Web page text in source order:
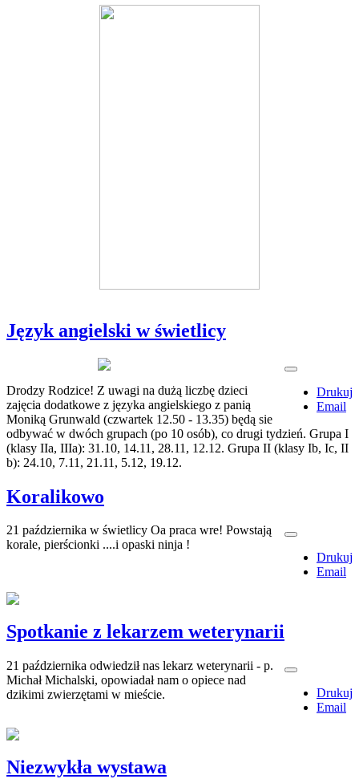
Język angielski w świetlicy
Drukuj
Email
Drodzy Rodzice! Z uwagi na dużą liczbę dzieci
zajęcia dodatkowe z języka angielskiego z panią
Moniką Grunwald (czwartek 12.50 - 13.35) będą sie
odbywać w dwóch grupach (po 10 osób), co drugi tydzień. Grupa I
(klasy IIa, IIIa): 31.10, 14.11, 28.11, 12.12. Grupa II (klasy Ib, Ic, II
b): 24.10, 7.11, 21.11, 5.12, 19.12.
Koralikowo
Drukuj
Email
21 października w świetlicy Oa praca wre! Powstają
korale, pierścionki ....i opaski ninja !
Spotkanie z lekarzem weterynarii
Drukuj
Email
21 października odwiedził nas lekarz weterynarii - p.
Michał Michalski, opowiadał nam o opiece nad
dzikimi zwierzętami w mieście.
Niezwykła wystawa